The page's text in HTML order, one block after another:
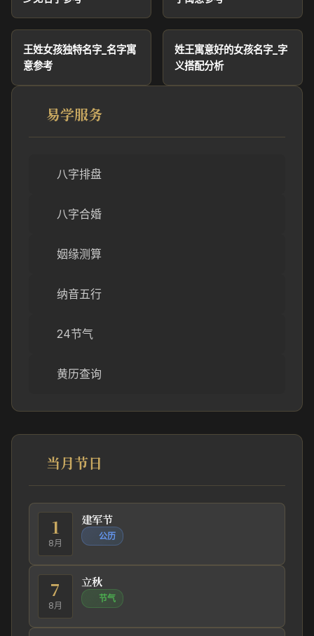
王姓女孩独特名字_名字寓
意参考
姓王寓意好的女孩名字_字
义搭配分析
易学服务
八字排盘
八字合婚
姻缘测算
纳音五行
24节气
黄历查询
当月节日
1
8月
建军节
公历
7
8月
立秋
节气